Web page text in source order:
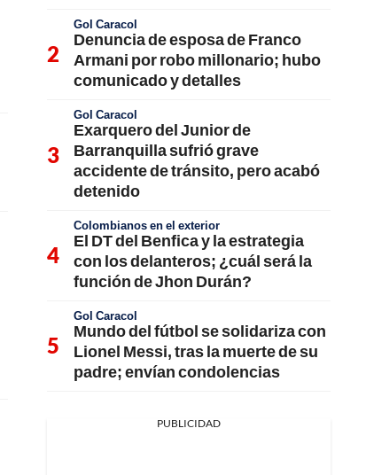
Gol Caracol
Denuncia de esposa de Franco
Armani por robo millonario; hubo
comunicado y detalles
Gol Caracol
Exarquero del Junior de
Barranquilla sufrió grave
accidente de tránsito, pero acabó
detenido
Colombianos en el exterior
El DT del Benfica y la estrategia
con los delanteros; ¿cuál será la
función de Jhon Durán?
Gol Caracol
Mundo del fútbol se solidariza con
Lionel Messi, tras la muerte de su
padre; envían condolencias
PUBLICIDAD